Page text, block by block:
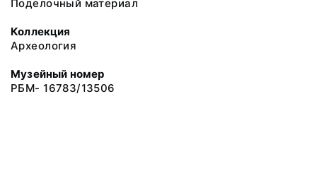
Поделочный материал
Коллекция
Археология
Музейный номер
РБМ- 16783/13506